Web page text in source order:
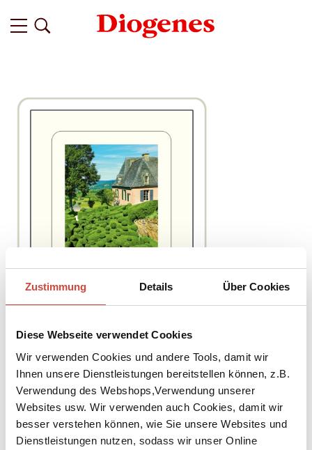
Zustimmung Details Über Cookies
Diese Webseite verwendet Cookies
Wir verwenden Cookies und andere Tools, damit wir
Ihnen unsere Dienstleistungen bereitstellen können, z.B.
Verwendung des Webshops,Verwendung unserer
Websites usw. Wir verwenden auch Cookies, damit wir
besser verstehen können, wie Sie unsere Websites und
Dienstleistungen nutzen, sodass wir unser Online
Download Bilddatei ↘